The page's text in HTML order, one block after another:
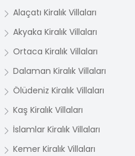
Alaçatı Kiralık Villaları
Akyaka Kiralık Villaları
Ortaca Kiralık Villaları
Dalaman Kiralık Villaları
Ölüdeniz Kiralık Villaları
Kaş Kiralık Villaları
İslamlar Kiralık Villaları
Kemer Kiralık Villaları